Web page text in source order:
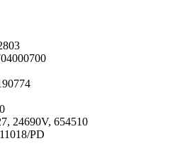
24690V, 654510
PD